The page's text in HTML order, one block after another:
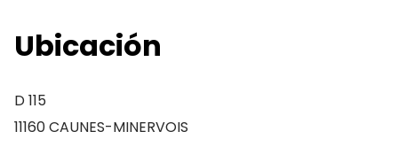
Ubicación
D 115
11160 CAUNES-MINERVOIS